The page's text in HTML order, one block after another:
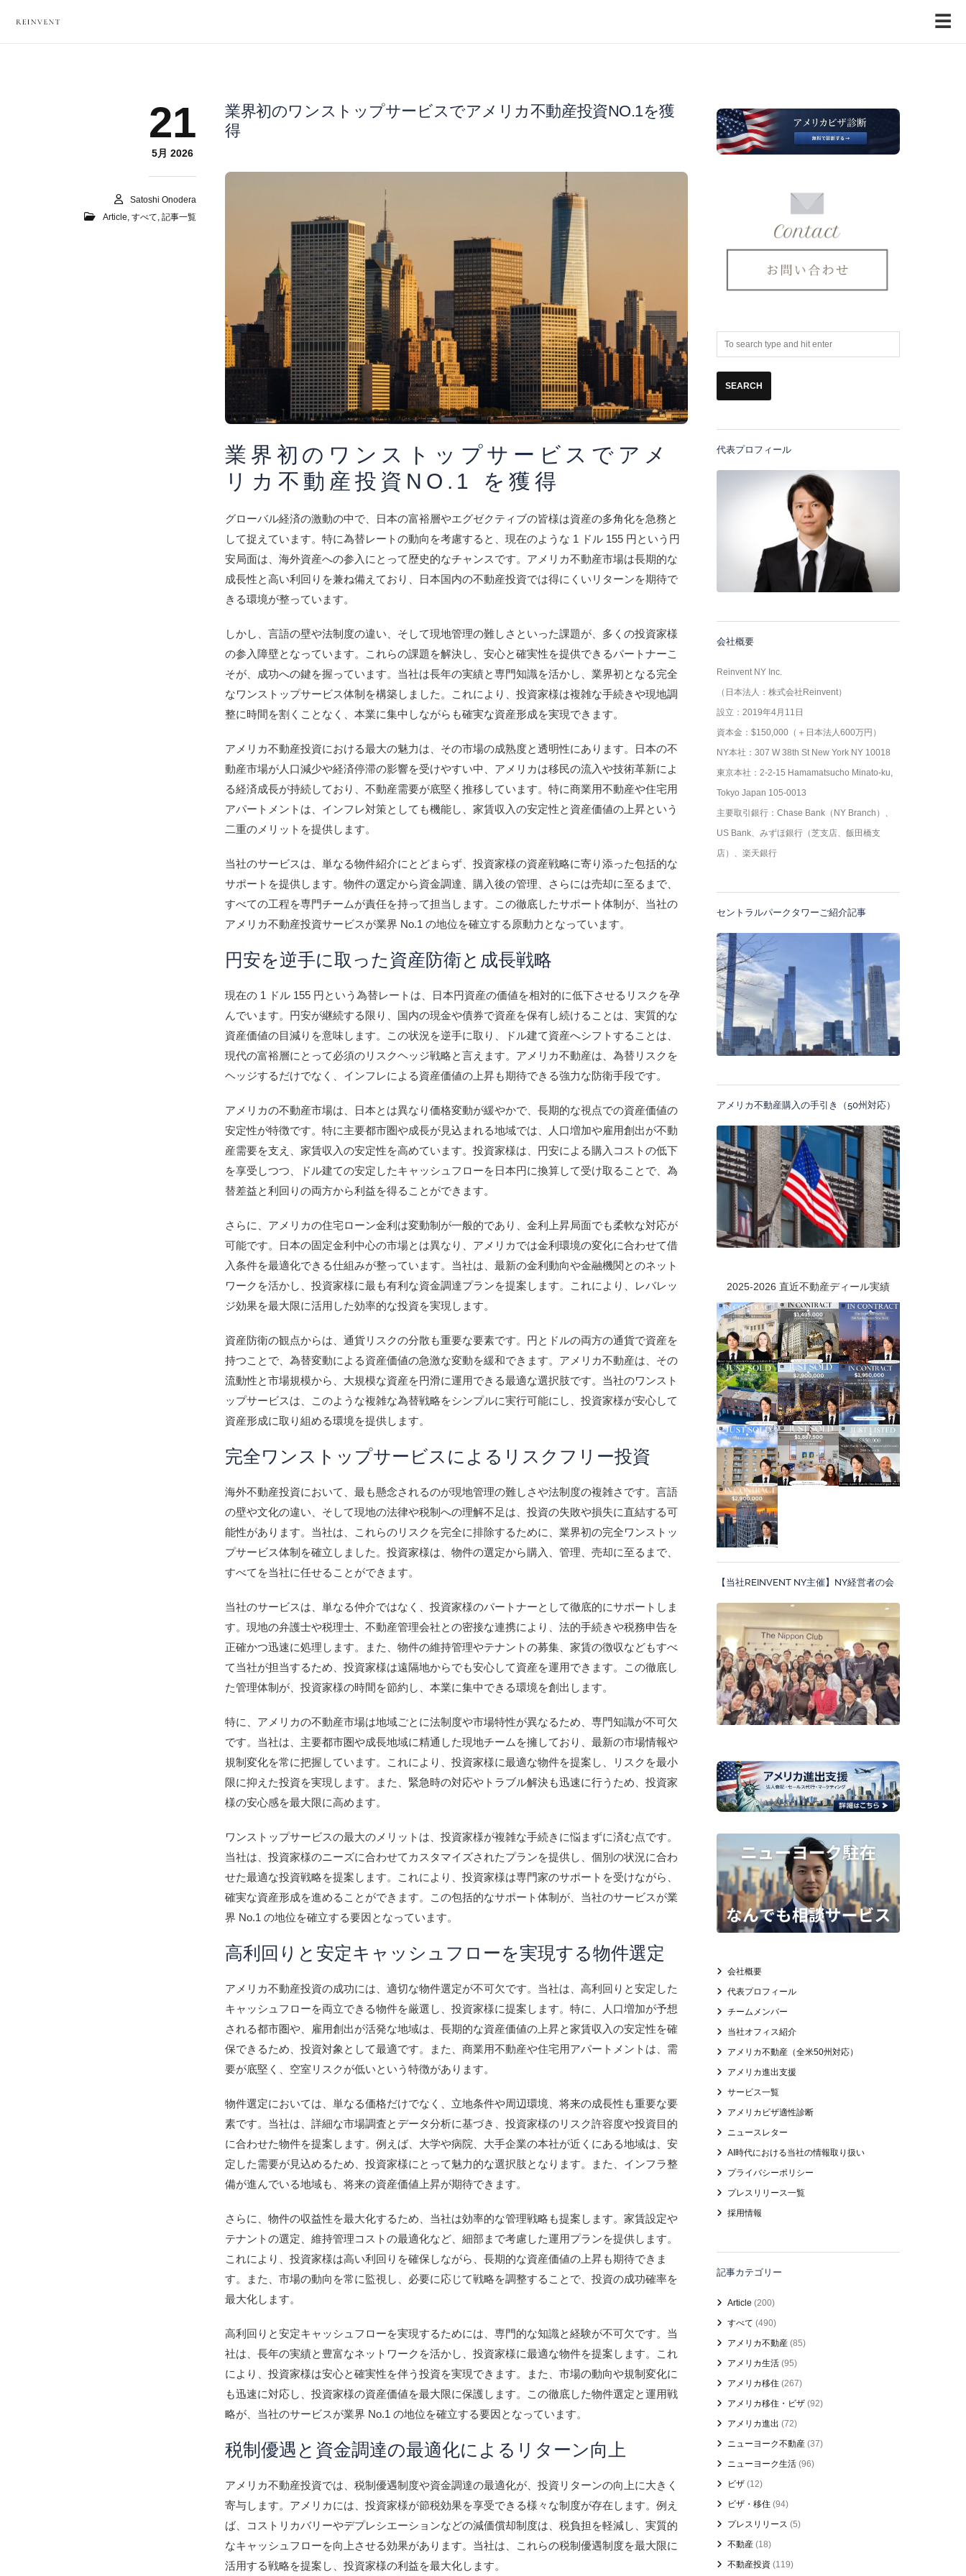
☰
21
5月 2026
Satoshi Onodera
Article,すべて,記事一覧
業界初のワンストップサービスでアメリカ不動産投資NO.1を獲
得
業界初のワンストップサービスでアメ
リカ不動産投資NO.1 を獲得
グローバル経済の激動の中で、日本の富裕層やエグゼクティブの皆様は資産の多角化を急務と
して捉えています。特に為替レートの動向を考慮すると、現在のような 1 ドル 155 円という円
安局面は、海外資産への参入にとって歴史的なチャンスです。アメリカ不動産市場は長期的な
成長性と高い利回りを兼ね備えており、日本国内の不動産投資では得にくいリターンを期待で
きる環境が整っています。
しかし、言語の壁や法制度の違い、そして現地管理の難しさといった課題が、多くの投資家様
の参入障壁となっています。これらの課題を解決し、安心と確実性を提供できるパートナーこ
そが、成功への鍵を握っています。当社は長年の実績と専門知識を活かし、業界初となる完全
なワンストップサービス体制を構築しました。これにより、投資家様は複雑な手続きや現地調
整に時間を割くことなく、本業に集中しながらも確実な資産形成を実現できます。
アメリカ不動産投資における最大の魅力は、その市場の成熟度と透明性にあります。日本の不
動産市場が人口減少や経済停滞の影響を受けやすい中、アメリカは移民の流入や技術革新によ
る経済成長が持続しており、不動産需要が底堅く推移しています。特に商業用不動産や住宅用
アパートメントは、インフレ対策としても機能し、家賃収入の安定性と資産価値の上昇という
二重のメリットを提供します。
当社のサービスは、単なる物件紹介にとどまらず、投資家様の資産戦略に寄り添った包括的な
サポートを提供します。物件の選定から資金調達、購入後の管理、さらには売却に至るまで、
すべての工程を専門チームが責任を持って担当します。この徹底したサポート体制が、当社の
アメリカ不動産投資サービスが業界 No.1 の地位を確立する原動力となっています。
円安を逆手に取った資産防衛と成長戦略
現在の 1 ドル 155 円という為替レートは、日本円資産の価値を相対的に低下させるリスクを孕
んでいます。円安が継続する限り、国内の現金や債券で資産を保有し続けることは、実質的な
資産価値の目減りを意味します。この状況を逆手に取り、ドル建て資産へシフトすることは、
現代の富裕層にとって必須のリスクヘッジ戦略と言えます。アメリカ不動産は、為替リスクを
ヘッジするだけでなく、インフレによる資産価値の上昇も期待できる強力な防衛手段です。
アメリカの不動産市場は、日本とは異なり価格変動が緩やかで、長期的な視点での資産価値の
安定性が特徴です。特に主要都市圏や成長が見込まれる地域では、人口増加や雇用創出が不動
産需要を支え、家賃収入の安定性を高めています。投資家様は、円安による購入コストの低下
を享受しつつ、ドル建ての安定したキャッシュフローを日本円に換算して受け取ることで、為
替差益と利回りの両方から利益を得ることができます。
さらに、アメリカの住宅ローン金利は変動制が一般的であり、金利上昇局面でも柔軟な対応が
可能です。日本の固定金利中心の市場とは異なり、アメリカでは金利環境の変化に合わせて借
入条件を最適化できる仕組みが整っています。当社は、最新の金利動向や金融機関とのネット
ワークを活かし、投資家様に最も有利な資金調達プランを提案します。これにより、レバレッ
ジ効果を最大限に活用した効率的な投資を実現します。
資産防衛の観点からは、通貨リスクの分散も重要な要素です。円とドルの両方の通貨で資産を
持つことで、為替変動による資産価値の急激な変動を緩和できます。アメリカ不動産は、その
流動性と市場規模から、大規模な資産を円滑に運用できる最適な選択肢です。当社のワンスト
ップサービスは、このような複雑な為替戦略をシンプルに実行可能にし、投資家様が安心して
資産形成に取り組める環境を提供します。
完全ワンストップサービスによるリスクフリー投資
海外不動産投資において、最も懸念されるのが現地管理の難しさや法制度の複雑さです。言語
の壁や文化の違い、そして現地の法律や税制への理解不足は、投資の失敗や損失に直結する可
能性があります。当社は、これらのリスクを完全に排除するために、業界初の完全ワンストッ
プサービス体制を確立しました。投資家様は、物件の選定から購入、管理、売却に至るまで、
すべてを当社に任せることができます。
当社のサービスは、単なる仲介ではなく、投資家様のパートナーとして徹底的にサポートしま
す。現地の弁護士や税理士、不動産管理会社との密接な連携により、法的手続きや税務申告を
正確かつ迅速に処理します。また、物件の維持管理やテナントの募集、家賃の徴収などもすべ
て当社が担当するため、投資家様は遠隔地からでも安心して資産を運用できます。この徹底し
た管理体制が、投資家様の時間を節約し、本業に集中できる環境を創出します。
特に、アメリカの不動産市場は地域ごとに法制度や市場特性が異なるため、専門知識が不可欠
です。当社は、主要都市圏や成長地域に精通した現地チームを擁しており、最新の市場情報や
規制変化を常に把握しています。これにより、投資家様に最適な物件を提案し、リスクを最小
限に抑えた投資を実現します。また、緊急時の対応やトラブル解決も迅速に行うため、投資家
様の安心感を最大限に高めます。
ワンストップサービスの最大のメリットは、投資家様が複雑な手続きに悩まずに済む点です。
当社は、投資家様のニーズに合わせてカスタマイズされたプランを提供し、個別の状況に合わ
せた最適な投資戦略を提案します。これにより、投資家様は専門家のサポートを受けながら、
確実な資産形成を進めることができます。この包括的なサポート体制が、当社のサービスが業
界 No.1 の地位を確立する要因となっています。
高利回りと安定キャッシュフローを実現する物件選定
アメリカ不動産投資の成功には、適切な物件選定が不可欠です。当社は、高利回りと安定した
キャッシュフローを両立できる物件を厳選し、投資家様に提案します。特に、人口増加が予想
される都市圏や、雇用創出が活発な地域は、長期的な資産価値の上昇と家賃収入の安定性を確
保できるため、投資対象として最適です。また、商業用不動産や住宅用アパートメントは、需
要が底堅く、空室リスクが低いという特徴があります。
物件選定においては、単なる価格だけでなく、立地条件や周辺環境、将来の成長性も重要な要
素です。当社は、詳細な市場調査とデータ分析に基づき、投資家様のリスク許容度や投資目的
に合わせた物件を提案します。例えば、大学や病院、大手企業の本社が近くにある地域は、安
定した需要が見込めるため、投資家様にとって魅力的な選択肢となります。また、インフラ整
備が進んでいる地域も、将来の資産価値上昇が期待できます。
さらに、物件の収益性を最大化するため、当社は効率的な管理戦略も提案します。家賃設定や
テナントの選定、維持管理コストの最適化など、細部まで考慮した運用プランを提供します。
これにより、投資家様は高い利回りを確保しながら、長期的な資産価値の上昇も期待できま
す。また、市場の動向を常に監視し、必要に応じて戦略を調整することで、投資の成功確率を
最大化します。
高利回りと安定キャッシュフローを実現するためには、専門的な知識と経験が不可欠です。当
社は、長年の実績と豊富なネットワークを活かし、投資家様に最適な物件を提案します。これ
により、投資家様は安心と確実性を伴う投資を実現できます。また、市場の動向や規制変化に
も迅速に対応し、投資家様の資産価値を最大限に保護します。この徹底した物件選定と運用戦
略が、当社のサービスが業界 No.1 の地位を確立する要因となっています。
税制優遇と資金調達の最適化によるリターン向上
アメリカ不動産投資では、税制優遇制度や資金調達の最適化が、投資リターンの向上に大きく
寄与します。アメリカには、投資家様が節税効果を享受できる様々な制度が存在します。例え
ば、コストリカバリーやデプレシエーションなどの減価償却制度は、税負担を軽減し、実質的
なキャッシュフローを向上させる効果があります。当社は、これらの税制優遇制度を最大限に
活用する戦略を提案し、投資家様の利益を最大化します。
代表プロフィール
会社概要
Reinvent NY Inc.
（日本法人：株式会社Reinvent）
設立：2019年4月11日
資本金：$150,000（＋日本法人600万円）
NY本社：307 W 38th St New York NY 10018
東京本社：2-2-15 Hamamatsucho Minato-ku,
Tokyo Japan 105-0013
主要取引銀行：Chase Bank（NY Branch）、
US Bank、みずほ銀行（芝支店、飯田橋支
店）、楽天銀行
セントラルパークタワーご紹介記事
アメリカ不動産購入の手引き（50州対応）
2025-2026 直近不動産ディール実績
【当社REINVENT NY主催】NY経営者の会
会社概要
代表プロフィール
チームメンバー
当社オフィス紹介
アメリカ不動産（全米50州対応）
アメリカ進出支援
サービス一覧
アメリカビザ適性診断
ニュースレター
AI時代における当社の情報取り扱い
プライバシーポリシー
プレスリリース一覧
採用情報
記事カテゴリー
Article (200)
すべて (490)
アメリカ不動産 (85)
アメリカ生活 (95)
アメリカ移住 (267)
アメリカ移住・ビザ (92)
アメリカ進出 (72)
ニューヨーク不動産 (37)
ニューヨーク生活 (96)
ビザ (12)
ビザ・移住 (94)
プレスリリース (5)
不動産 (18)
不動産投資 (119)